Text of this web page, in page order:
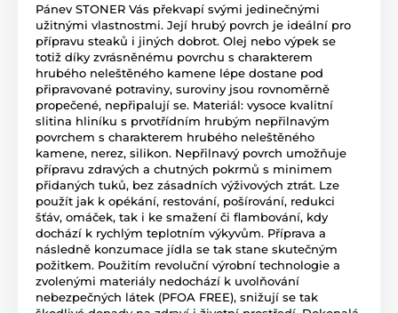
Pánev STONER Vás překvapí svými jedinečnými
užitnými vlastnostmi. Její hrubý povrch je ideální pro
přípravu steaků i jiných dobrot. Olej nebo výpek se
totiž díky zvrásněnému povrchu s charakterem
hrubého neleštěného kamene lépe dostane pod
připravované potraviny, suroviny jsou rovnoměrně
propečené, nepřipalují se. Materiál: vysoce kvalitní
slitina hliníku s prvotřídním hrubým nepřilnavým
povrchem s charakterem hrubého neleštěného
kamene, nerez, silikon. Nepřilnavý povrch umožňuje
přípravu zdravých a chutných pokrmů s minimem
přidaných tuků, bez zásadních výživových ztrát. Lze
použít jak k opékání, restování, pošírování, redukci
šťáv, omáček, tak i ke smažení či flambování, kdy
dochází k rychlým teplotním výkyvům. Příprava a
následně konzumace jídla se tak stane skutečným
požitkem. Použitím revoluční výrobní technologie a
zvolenými materiály nedochází k uvolňování
nebezpečných látek (PFOA FREE), snižují se tak